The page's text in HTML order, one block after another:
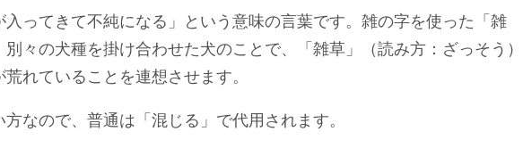
ってきて不純になる」という意味の言葉です。雑の字を使った「雑
々の犬種を掛け合わせた犬のことで、「雑草」（読み方：ざっそう）
れていることを連想させます。
なので、普通は「混じる」で代用されます。